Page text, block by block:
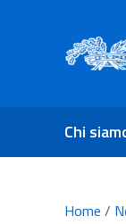
Chi
Home /